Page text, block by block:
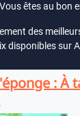
Vous êtes au bon
des
disponibles sur
: À